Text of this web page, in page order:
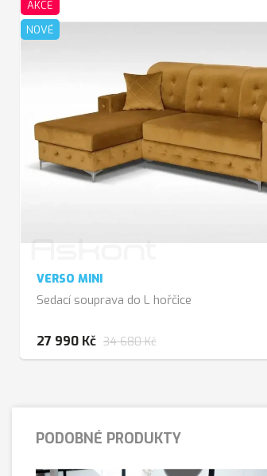
AKCE
NOVÉ
VERSO MINI
Sedací souprava do L hořčice
27 990 Kč 34 680 Kč
PODOBNÉ PRODUKTY